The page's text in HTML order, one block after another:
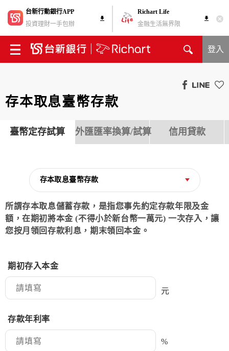
台新行動銀行APP
投資理財一手包辦
Richart Life
金融生活無界限
登入
存本取息臺幣存款
臺幣定存試算 外匯匯率換算/試算 信用貸款
存本取息臺幣存款
所謂存本取息儲蓄存款，是指您事先約定存款年限及金
額，在期初將本金 (不得小於新台幣一萬元) 一次存入，讓
您按月領回存款利息，期末領回本金。
期初存入本金
元
存款年利率
%